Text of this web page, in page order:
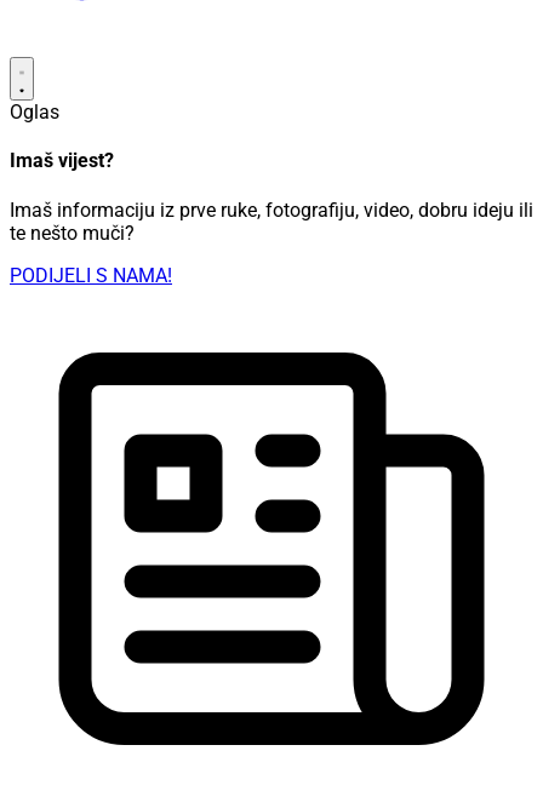
Oglas
Imaš vijest?
Imaš informaciju iz prve ruke, fotografiju, video, dobru ideju ili
te nešto muči?
PODIJELI S NAMA!